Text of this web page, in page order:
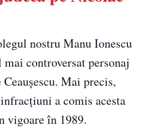
nostru Manu Ionescu
controversat personaj
Mai precis,
a comis acesta
vigoare în 1989.